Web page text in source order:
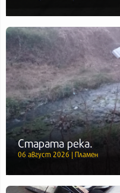
Старата река.
06 август 2026 | Пламен